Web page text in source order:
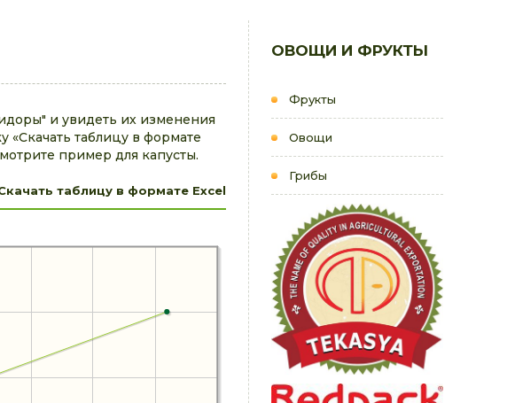
ОВОЩИ И ФРУКТЫ
Фрукты
Овощи
Грибы
и увидеть их изменения
таблицу в формате
пример для капусты.
таблицу в формате Excel